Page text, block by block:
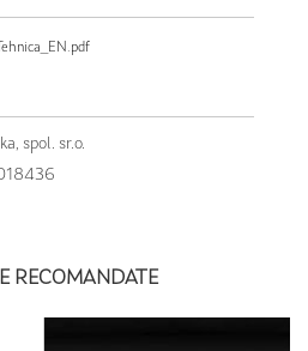
spol. sr.o.
RECOMANDATE